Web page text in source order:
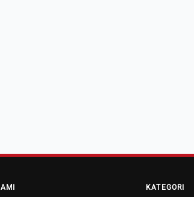
KATEGORI